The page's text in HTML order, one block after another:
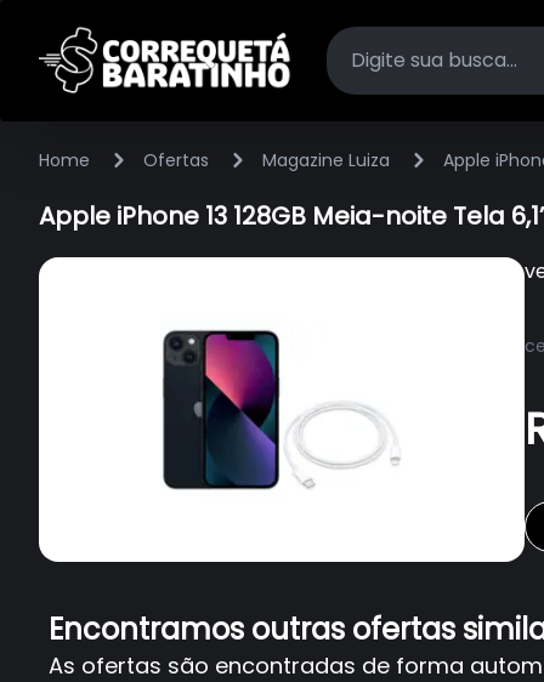
Home Ofertas Magazine Luiza Apple
Apple iPhone 13 128GB Meia-noite Tela
Encontramos outras ofertas
As ofertas são encontradas de forma